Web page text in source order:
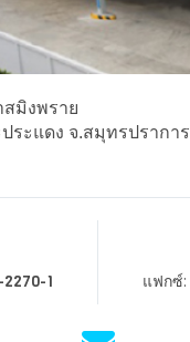
สมิงพราย
ระแดง จ.สมุทรปราการ
1 แฟกซ์: